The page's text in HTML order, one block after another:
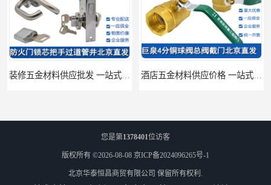
您是第1378401位访客
版权所有 ©2026-08-08 京ICP备2024096265号-1
北京华泰恒昌商贸有限公司 保留所有权利.